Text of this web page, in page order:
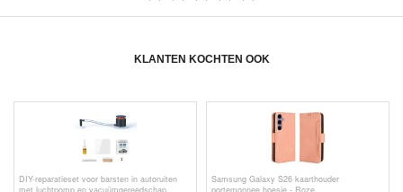
KLANTEN KOCHTEN OOK
DIY-reparatieset voor barsten in autoruiten
Samsung Galaxy S26 kaarthouder